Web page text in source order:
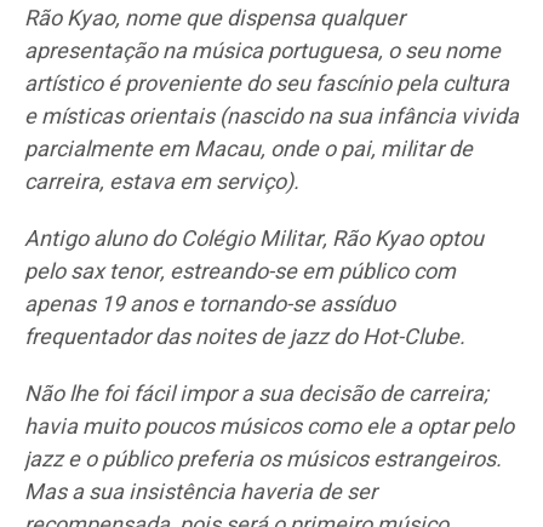
Rão Kyao, nome que dispensa qualquer
apresentação na música portuguesa, o seu nome
artístico é proveniente do seu fascínio pela cultura
e místicas orientais (nascido na sua infância vivida
parcialmente em Macau, onde o pai, militar de
carreira, estava em serviço).
Antigo aluno do Colégio Militar, Rão Kyao optou
pelo sax tenor, estreando-se em público com
apenas 19 anos e tornando-se assíduo
frequentador das noites de jazz do Hot-Clube.
Não lhe foi fácil impor a sua decisão de carreira;
havia muito poucos músicos como ele a optar pelo
jazz e o público preferia os músicos estrangeiros.
Mas a sua insistência haveria de ser